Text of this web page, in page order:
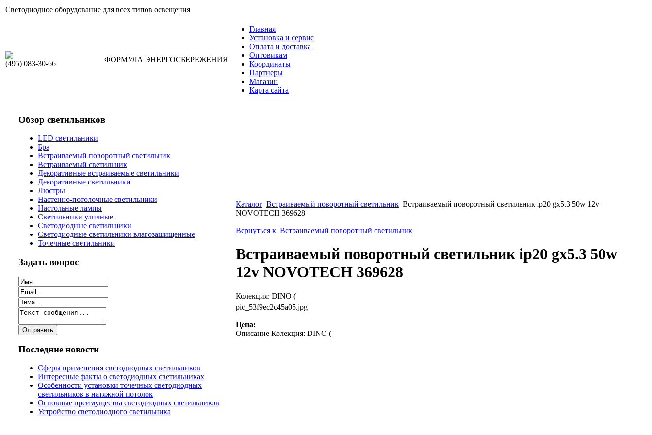
Светодиодное оборудование для всех типов освещения
(495) 083-30-66 ФОРМУЛА ЭНЕРГОСБЕРЕЖЕНИЯ
Главная
Установка и сервис
Оплата и доставка
Оптовикам
Координаты
Партнеры
Магазин
Карта сайта
Обзор светильников
LED светильники
Бра
Встраиваемый поворотный светильник
Встраиваемый светильник
Декоративные встраиваемые светильники
Декоративные светильники
Люстры
Настенно-потолочные светильники
Настольные лампы
Светильники уличные
Светодиодные светильники
Светодиодные светильники влагозащищенные
Точечные светильники
Задать вопрос
Последние новости
Сферы применения светодиодных светильников
Интересные факты о светодиодных светильниках
Особенности установки точечных светодиодных
светильников в натяжной потолок
Основные преимущества светодиодных светильников
Устройство светодиодного светильника
Каталог Встраиваемый поворотный светильник Встраиваемый поворотный светильник ip20 gx5.3 50w 12v
NOVOTECH 369628
Вернуться к: Встраиваемый поворотный светильник
Встраиваемый поворотный светильник ip20 gx5.3 50w
12v NOVOTECH 369628
Колекция: DINO (
pic_53f9ec2c45a05.jpg
Цена:
Описание Колекция: DINO (